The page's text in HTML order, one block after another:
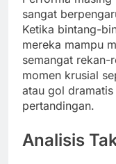
sangat
Ketika bintang-
mereka mampu
semangat rekan-
momen krusial
atau gol
pertandingan.
Analisis